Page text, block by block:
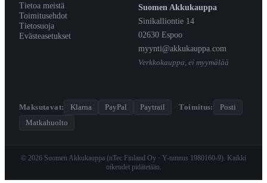
Tietoa meistä
Toimitusehdot
Tietosuoja
Evästeasetukset
Suomen Akkukauppa
Sinikalliontie 14
02630 Espoo
myynti@akkukauppa.com
Verkkokauppa, ei myymälää
Maksutavat: Klarna PayPal Paytrail · Toimitus:
Posti
Matkahuolto
© 2026 Suomen Akkukauppa (nTec Finland Oy · Y-tunnus 1980160-9). Kaikki
oikeudet pidätetään.